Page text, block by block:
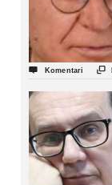
 Komentari 